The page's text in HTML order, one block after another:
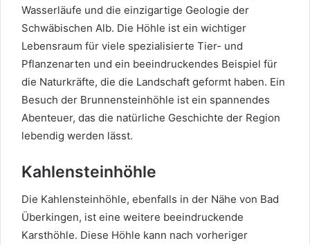
Wasserläufe und die einzigartige Geologie der
Schwäbischen Alb. Die Höhle ist ein wichtiger
Lebensraum für viele spezialisierte Tier- und
Pflanzenarten und ein beeindruckendes Beispiel für
die Naturkräfte, die die Landschaft geformt haben. Ein
Besuch der Brunnensteinhöhle ist ein spannendes
Abenteuer, das die natürliche Geschichte der Region
lebendig werden lässt.
Kahlensteinhöhle
Die Kahlensteinhöhle, ebenfalls in der Nähe von Bad
Überkingen, ist eine weitere beeindruckende
Karsthöhle. Diese Höhle kann nach vorheriger